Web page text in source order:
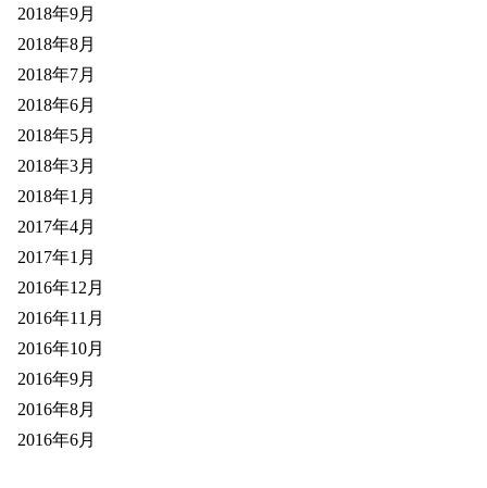
2018年9月
2018年8月
2018年7月
2018年6月
2018年5月
2018年3月
2018年1月
2017年4月
2017年1月
2016年12月
2016年11月
2016年10月
2016年9月
2016年8月
2016年6月